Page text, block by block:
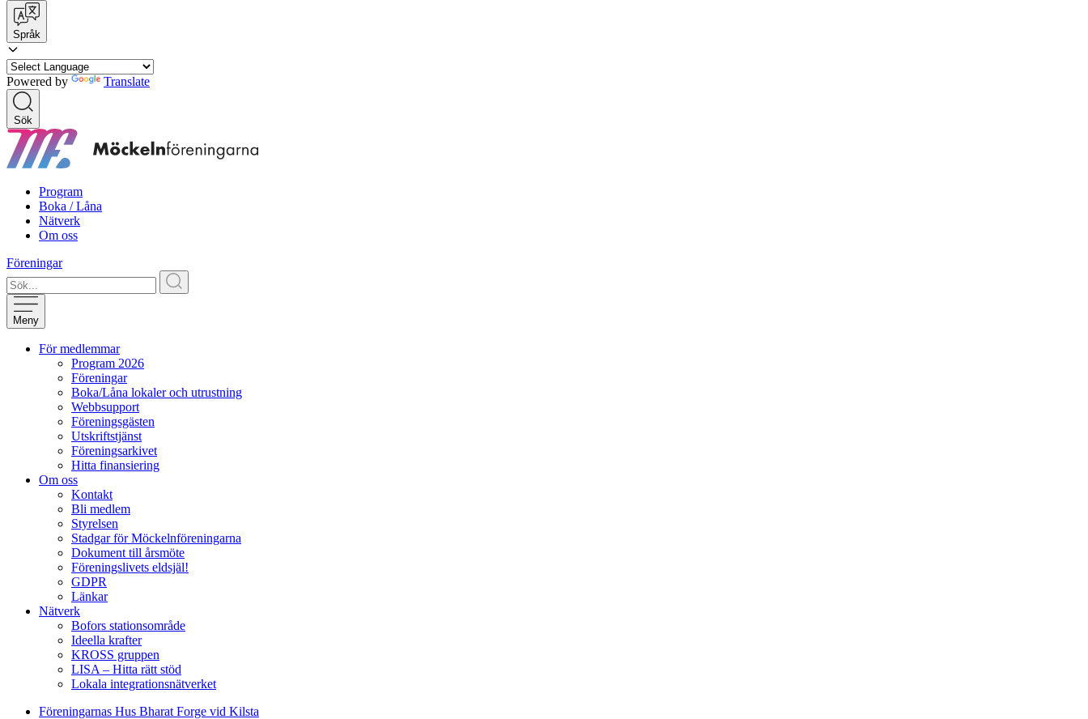
Språk
Powered by Translate
Sök
Program
Boka / Låna
Nätverk
Om oss
Föreningar
Meny
För medlemmar
Program 2026
Föreningar
Boka/Låna lokaler och utrustning
Webbsupport
Föreningsgästen
Utskriftstjänst
Föreningsarkivet
Hitta finansiering
Om oss
Kontakt
Bli medlem
Styrelsen
Stadgar för Möckelnföreningarna
Dokument till årsmöte
Föreningslivets eldsjäl!
GDPR
Länkar
Nätverk
Bofors stationsområde
Ideella krafter
KROSS gruppen
LISA – Hitta rätt stöd
Lokala integrationsnätverket
Föreningarnas Hus Bharat Forge vid Kilsta